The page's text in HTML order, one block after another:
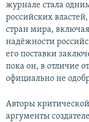
журнале стала
российских
стран мира,
надёжности
его поставки
пока он, в отличие
официально не
Авторы
аргументы